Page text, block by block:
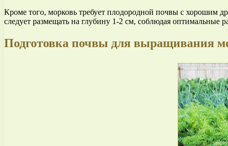
Кроме того, морковь требует плодородной почвы с хорошим
следует размещать на глубину 1-2 см, соблюдая оптимальные
Подготовка почвы для выращивания